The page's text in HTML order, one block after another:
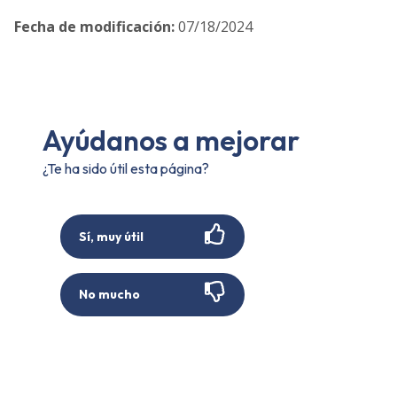
Fecha de modificación:07/18/2024
Ayúdanos a mejorar
¿Te ha sido útil esta página?
Sí, muy útil
No mucho